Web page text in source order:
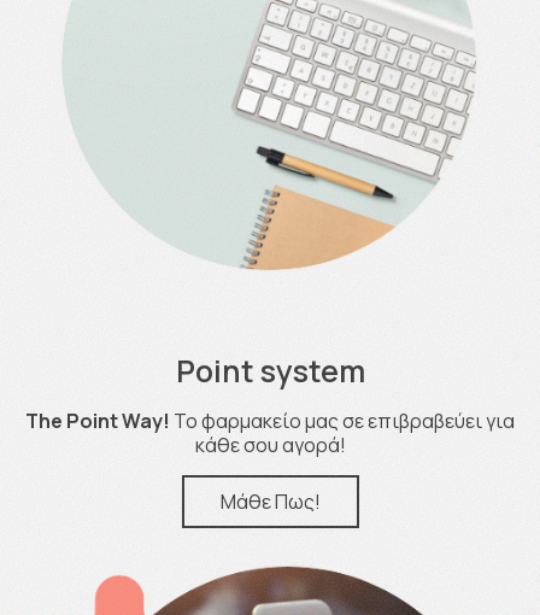
Point system
The Point Way! Το φαρμακείο μας σε επιβραβεύει για
κάθε σου αγορά!
Μάθε Πως!